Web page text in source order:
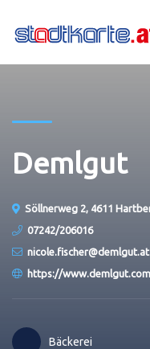
Demlgut
Söllnerweg 2, 4611
07242/206016
nicole.fischer@demlgut.at
https://
Bäckerei